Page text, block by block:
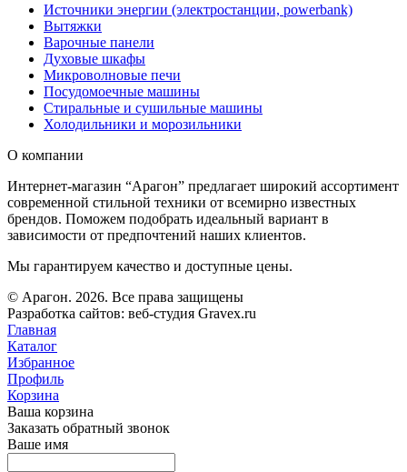
Источники энергии (электростанции, powerbank)
Вытяжки
Варочные панели
Духовые шкафы
Микроволновые печи
Посудомоечные машины
Стиральные и сушильные машины
Холодильники и морозильники
О компании
Интернет-магазин “Арагон” предлагает широкий ассортимент
современной стильной техники от всемирно известных
брендов. Поможем подобрать идеальный вариант в
зависимости от предпочтений наших клиентов.
Мы гарантируем качество и доступные цены.
© Арагон. 2026. Все права защищены
Разработка сайтов: веб-студия Gravex.ru
Главная
Каталог
Избранное
Профиль
Корзина
Ваша корзина
Заказать обратный звонок
Ваше имя